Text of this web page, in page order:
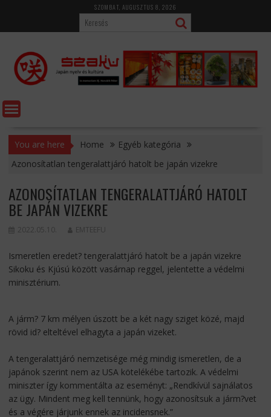
content
SZOMBAT, AUGUSZTUS 8, 2026
You are here Home
Egyéb kategória
Azonosítatlan tengeralattjáró hatolt be japán vizekre
AZONOSÍTATLAN TENGERALATTJÁRÓ HATOLT
BE JAPÁN VIZEKRE
2022.05.10. EMTEEFU
Ismeretlen eredet? tengeralattjáró hatolt be a japán vizekre
Sikoku és Kjúsú között vasárnap reggel, jelentette a védelmi
minisztérium.
A járm? 7 km mélyen úszott be a két nagy sziget közé, majd
rövid id? elteltével elhagyta a japán vizeket.
A tengeralattjáró nemzetisége még mindig ismeretlen, de a
japánok szerint nem az USA kötelékébe tartozik. A védelmi
miniszter így kommentálta az eseményt: „Rendkívül sajnálatos
az ügy. Mindent meg kell tennünk, hogy azonosítsuk a járm?vet
és a végére járjunk ennek az incidensnek.”